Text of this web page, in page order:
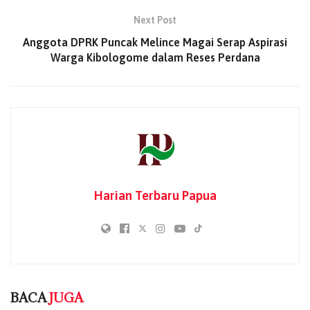
Kepala Bidang Kesehatan Panitia Penyelenggara Ibadah
(KKHI) Makkah, Rabu (15/5/2025).
hewan terinfeksiterutama unta atau dari manusia ke
manusia lewat droplet pernapasan.
Pasifik dengan Infrastruktur AI Canggih
Next Post
Anggota DPRK Puncak Melince Magai Serap Aspirasi
Warga Kibologome dalam Reses Perdana
Harian Terbaru Papua
BACAJUGA